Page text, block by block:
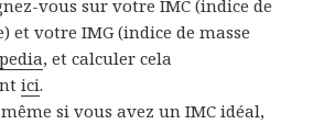
vous sur votre IMC (indice de
et votre IMG (indice de masse
, et calculer cela
ici.
si vous avez un IMC idéal,